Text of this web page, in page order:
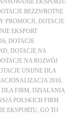
EKSPORTU
BEZZWROTNE
PROMOCJI ,DOTACJE
EKSPORT
,DOTACJE
,DOTACJE NA
NA ROZWÓJ
UNIJNE DLA
2016
DLA FIRM ,DZIAŁANIA
POLSKICH FIRM
EKSPORTU ,GO TO